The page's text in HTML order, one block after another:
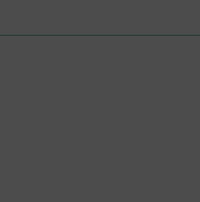
欢迎您的咨询，期待为您